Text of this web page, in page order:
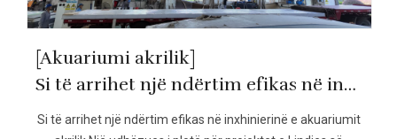
[Akuariumi akrilik]
Si të arrihet një ndërtim efikas në inxhinierinë e akuariumit akrilik
Si të arrihet një ndërtim efikas në inxhinierinë e akuariumit